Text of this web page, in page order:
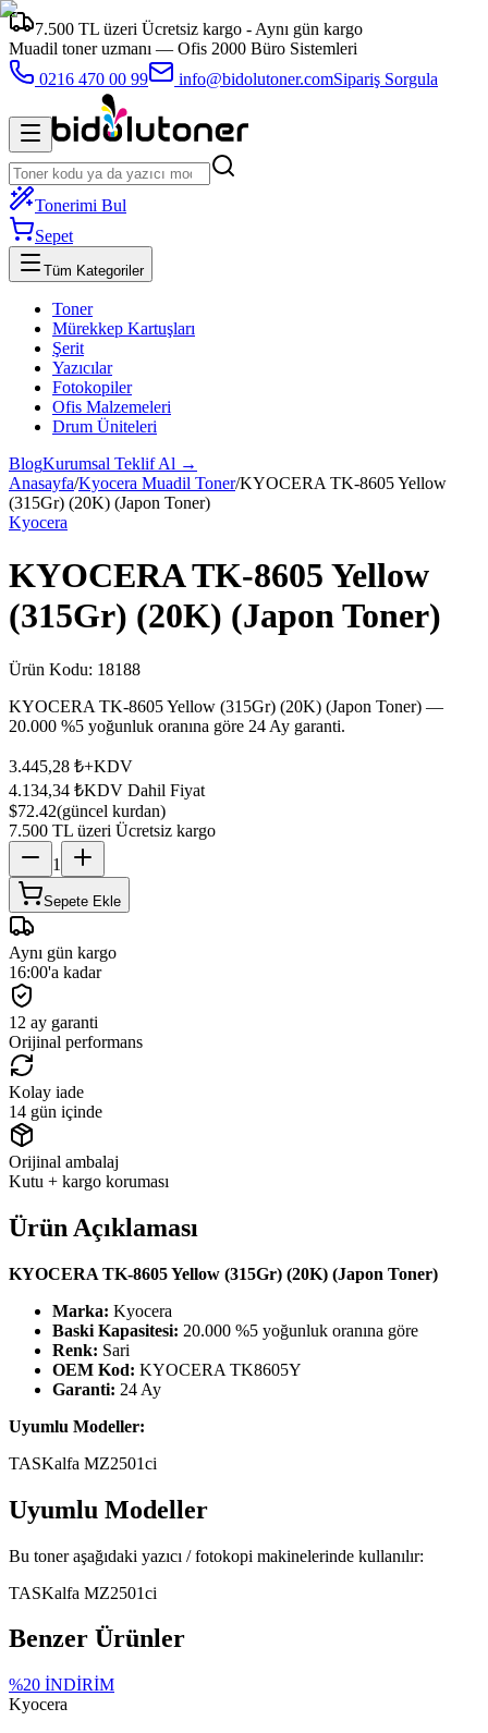
7.500 TL üzeri Ücretsiz kargo - Aynı gün kargo
Muadil toner uzmanı — Ofis 2000 Büro Sistemleri
0216 470 00 99
info@bidolutoner.comSipariş Sorgula
Tonerimi Bul
Sepet
Tüm Kategoriler
Toner
Mürekkep Kartuşları
Şerit
Yazıcılar
Fotokopiler
Ofis Malzemeleri
Drum Üniteleri
BlogKurumsal Teklif Al →
Anasayfa/Kyocera Muadil Toner/KYOCERA TK-8605 Yellow
(315Gr) (20K) (Japon Toner)
Kyocera
KYOCERA TK-8605 Yellow
(315Gr) (20K) (Japon Toner)
Ürün Kodu: 18188
KYOCERA TK-8605 Yellow (315Gr) (20K) (Japon Toner) —
20.000 %5 yoğunluk oranına göre 24 Ay garanti.
3.445,28 ₺+KDV
4.134,34 ₺KDV Dahil Fiyat
$72.42(güncel kurdan)
7.500 TL üzeri Ücretsiz kargo
1
Sepete Ekle
Aynı gün kargo
16:00'a kadar
12 ay garanti
Orijinal performans
Kolay iade
14 gün içinde
Orijinal ambalaj
Kutu + kargo koruması
Ürün Açıklaması
KYOCERA TK-8605 Yellow (315Gr) (20K) (Japon Toner)
Marka: Kyocera
Baski Kapasitesi: 20.000 %5 yoğunluk oranına göre
Renk: Sari
OEM Kod: KYOCERA TK8605Y
Garanti: 24 Ay
Uyumlu Modeller:
TASKalfa MZ2501ci
Uyumlu Modeller
Bu toner aşağıdaki yazıcı / fotokopi makinelerinde kullanılır:
TASKalfa MZ2501ci
Benzer Ürünler
%20 İNDİRİM
Kyocera